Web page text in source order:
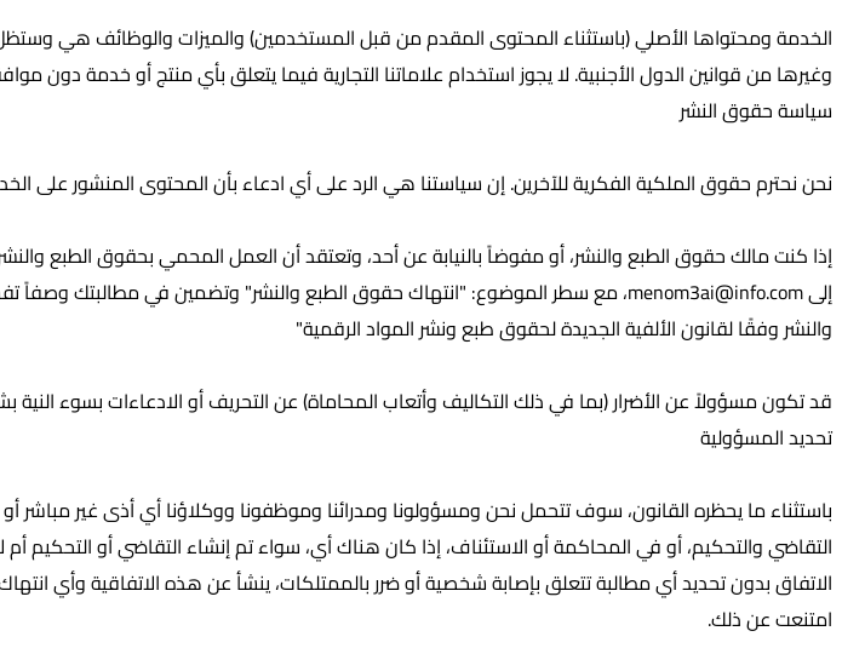
الخدمة ومحتواها الأصلي (باستثناء المحتوى المقدم من قبل المستخدمين) والميزات والوظائف هي
وغيرها من قوانين الدول الأجنبية. لا يجوز استخدام علاماتنا التجارية فيما يتعلق بأي منتج أو خدمة
سياسة حقوق النشر
نحن نحترم حقوق الملكية الفكرية للآخرين. إن سياستنا هي الرد على أي ادعاء بأن المحتوى المنشور
إذا كنت مالك حقوق الطبع والنشر، أو مفوضاً بالنيابة عن أحد، وتعتقد أن العمل المحمي بحقوق الطبع
إلىmenom3ai@info.com، مع سطر الموضوع: "انتهاك حقوق الطبع والنشر" وتضمين في مطالبتك وصفاً
والنشر وفقًا لقانون الألفية الجديدة لحقوق طبع ونشر المواد الرقمية"
قد تكون مسؤولاً عن الأضرار (بما في ذلك التكاليف وأتعاب المحاماة) عن التحريف أو الادعاءات بسوء
تحديد المسؤولية
باستثناء ما يحظره القانون، سوف تتحمل نحن ومسؤولونا ومدرائنا وموظفونا ووكلاؤنا أي أذى غير
التقاضي والتحكيم، أو في المحاكمة أو الاستئناف، إذا كان هناك أي، سواء تم إنشاء التقاضي أو
الاتفاق بدون تحديد أي مطالبة تتعلق بإصابة شخصية أو ضرر بالممتلكات، ينشأ عن هذه الاتفاقية وأي
امتنعت عن ذلك.